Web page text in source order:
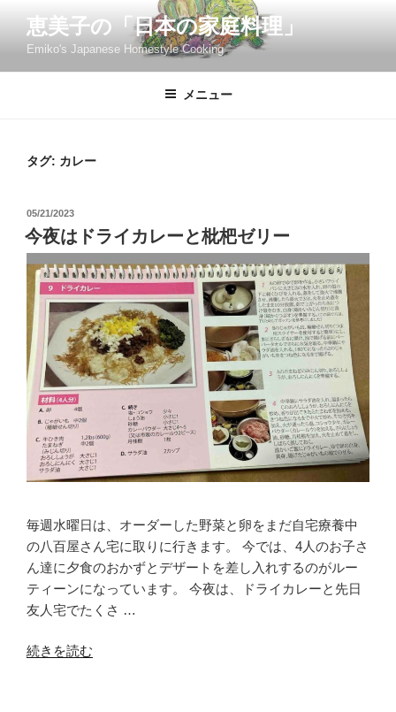
ン
恵美子の「日本の家庭料理」
Emiko's Japanese Homestyle Cooking
メニュー
タグ: カレー
投
稿
日:
05/21/2023
今夜はドライカレーと枇杷ゼリー
毎週水曜日は、オーダーした野菜と卵をまだ自宅療養中
の八百屋さん宅に取りに行きます。 今では、4人のお子さ
ん達に夕食のおかずとデザートを差し入れするのがルー
ティーンになっています。 今夜は、ドライカレーと先日
友人宅でたくさ …
“今
続きを読む